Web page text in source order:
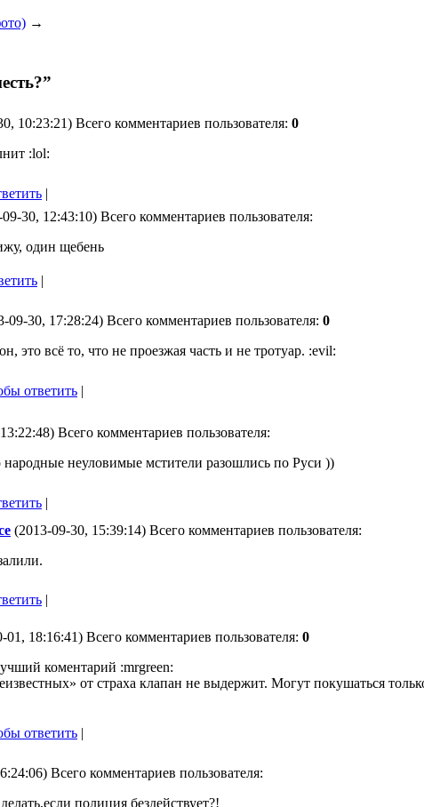
→
10:23:21) Всего комментариев пользователя: 0
:lol:
|
30, 12:43:10) Всего комментариев пользователя:
один щебень
|
09-30, 17:28:24) Всего комментариев пользователя: 0
это всё то, что не проезжая часть и не тротуар. :evil:
ответить |
Всего комментариев пользователя:
народные неуловимые мстители разошлись по Руси ))
|
(2013-09-30, 15:39:14) Всего комментариев пользователя:
|
01, 18:16:41) Всего комментариев пользователя: 0
коментарий :mrgreen:
от страха клапан не выдержит. Могут покушаться
ответить |
Всего комментариев пользователя:
полиция бездействует?!